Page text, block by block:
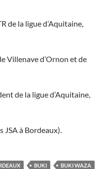
de la ligue d’Aquitaine,
Villenave d’Ornon et de
de la ligue d’Aquitaine,
JSA à Bordeaux).
BUKI
BUKI WAZA